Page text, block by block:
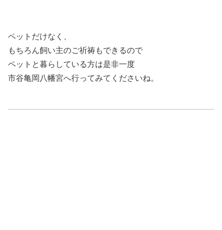
ペットだけなく、
もちろん飼い主のご祈祷もできるので
ペットと暮らしている方は是非一度
市谷亀岡八幡宮へ行ってみてくださいね。